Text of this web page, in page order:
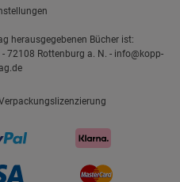
herausgegebenen Bücher ist:
72108 Rottenburg a. N. - info@kopp-